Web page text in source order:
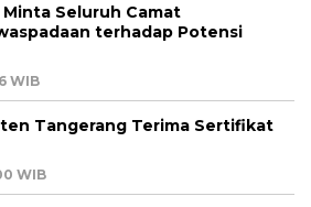
Seluruh Camat
terhadap Potensi
WIB
Tangerang Terima Sertifikat
WIB